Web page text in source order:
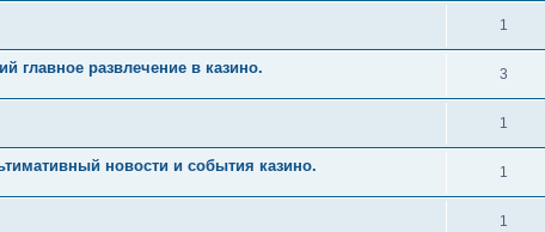
1
главное развлечение в казино. 3
1
новости и события казино. 1
1